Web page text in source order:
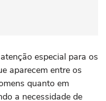
especial para os
aparecem entre os
quanto em
a necessidade de